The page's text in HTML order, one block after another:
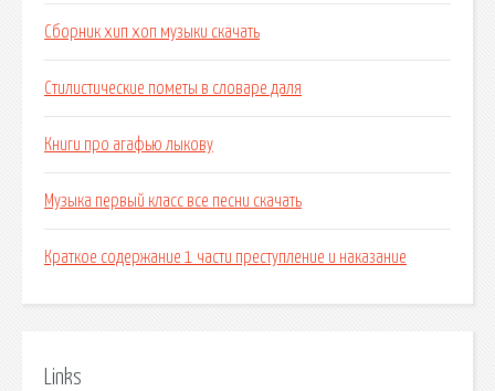
Сборник хип хоп музыки скачать
Стилистические пометы в словаре даля
Книги про агафью лыкову
Музыка первый класс все песни скачать
Краткое содержание 1 части преступление и наказание
Links